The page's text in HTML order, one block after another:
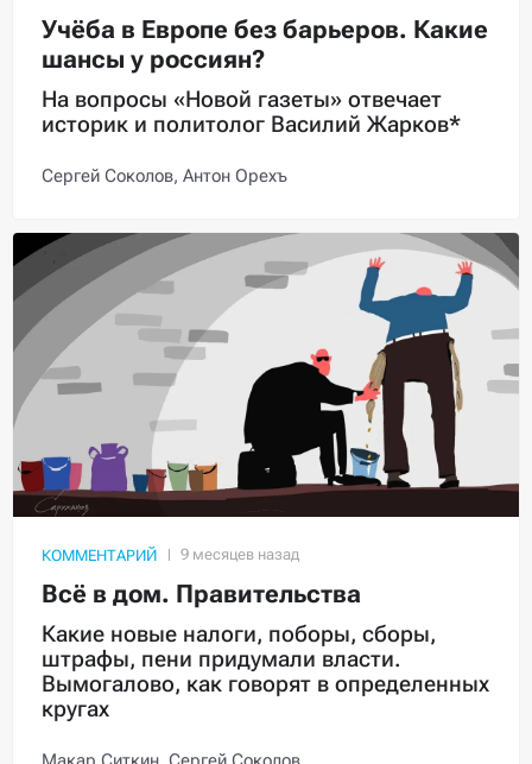
Учёба в Европе без барьеров. Какие
шансы у россиян?
На вопросы «Новой газеты» отвечает
историк и политолог Василий Жарков*
Сергей Соколов, Антон Орехъ
КОММЕНТАРИЙ
Всё в дом. Правительства
Какие новые налоги, поборы, сборы,
штрафы, пени придумали власти.
Вымогалово, как говорят в определенных
кругах